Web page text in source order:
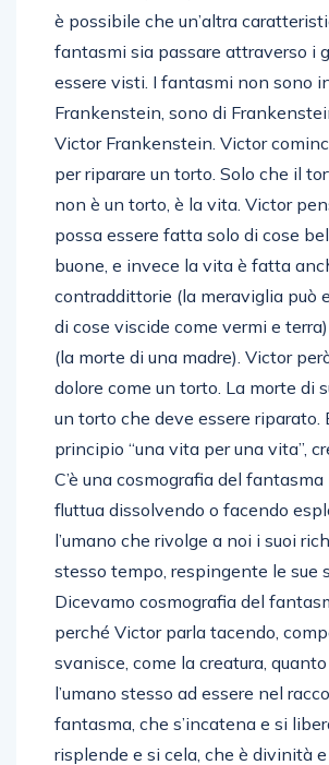
è possibile che un’altra
fantasmi sia passare attraverso i
essere visti. I fantasmi non sono
Frankenstein, sono di
Victor Frankenstein. Victor
per riparare un torto. Solo che il
non è un torto, è la vita. Victor
possa essere fatta solo di cose
buone, e invece la vita è fatta
contraddittorie (la meraviglia può
di cose viscide come vermi e
(la morte di una madre). Victor
dolore come un torto. La morte di
un torto che deve essere riparato.
principio “una vita per una vita”,
C’è una cosmografia del
fluttua dissolvendo o facendo
l’umano che rivolge a noi i suoi
stesso tempo, respingente le sue
Dicevamo cosmografia del
perché Victor parla tacendo,
svanisce, come la creatura,
l’umano stesso ad essere nel
fantasma, che s’incatena e si
risplende e si cela, che è divinità e